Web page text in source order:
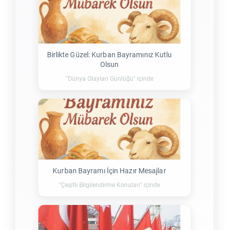
Birlikte Güzel: Kurban Bayramınız Kutlu
Olsun
"Dünya Olayları Günlüğü" içinde
Kurban Bayramı İçin Hazır Mesajlar
"Çeşitli Bilgilendirme Konuları" içinde